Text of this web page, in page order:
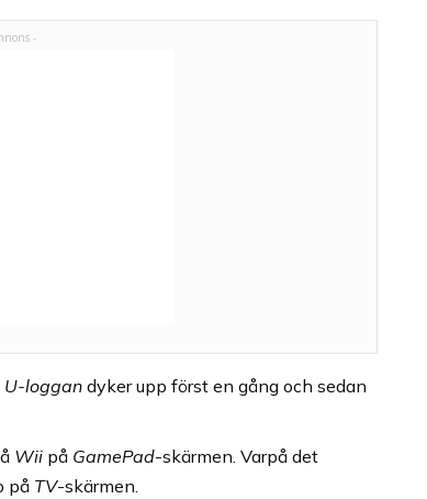
U-loggan dyker upp först en gång och sedan
Wii på GamePad-skärmen. Varpå det
på TV-skärmen.